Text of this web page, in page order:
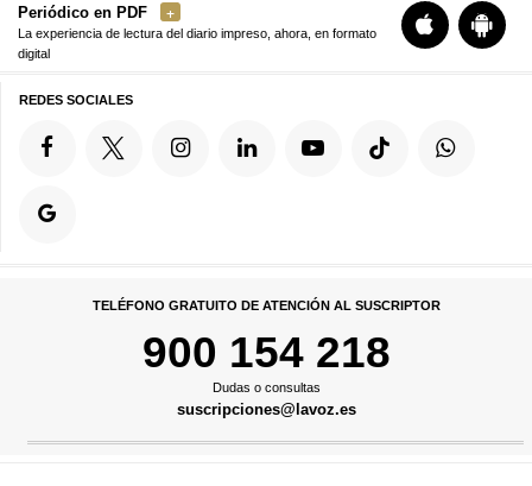
Periódico en PDF
La experiencia de lectura del diario impreso, ahora, en formato
digital
REDES SOCIALES
TELÉFONO GRATUITO DE ATENCIÓN AL SUSCRIPTOR
900 154 218
Dudas o consultas
suscripciones@lavoz.es